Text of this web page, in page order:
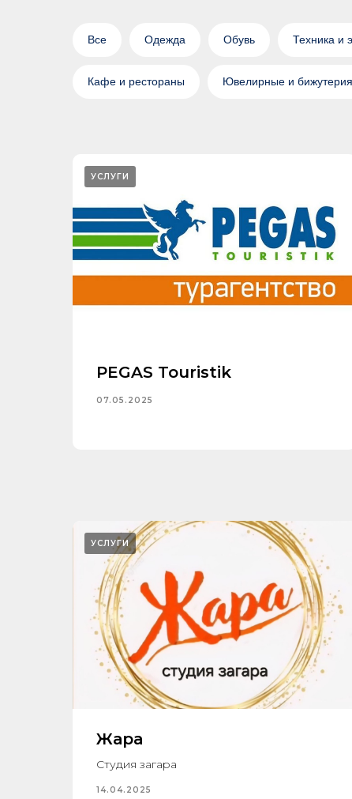
Все Одежда Обувь Техника и
Кафе и рестораны Ювелирные и бижутерия
УСЛУГИ
PEGAS Touristik
07.05.2025
УСЛУГИ
Жара
Студия загара
14.04.2025